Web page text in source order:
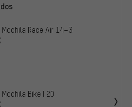
Race Air 14+3
Bike I 20